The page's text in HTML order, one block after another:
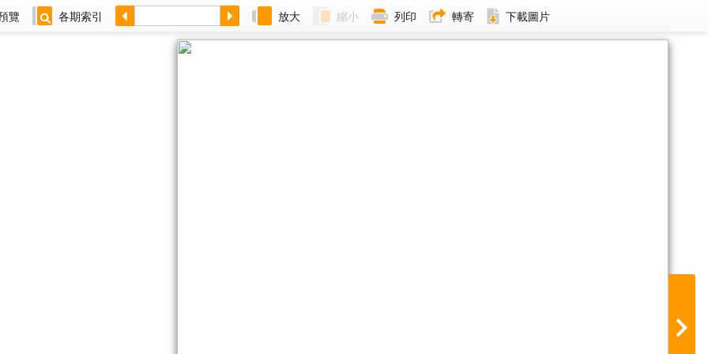
覽 各期索引 放大 縮小 列印 轉寄 下載圖片